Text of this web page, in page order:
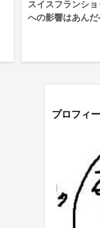
スイスフランシ
への影響はあん
プロフィ